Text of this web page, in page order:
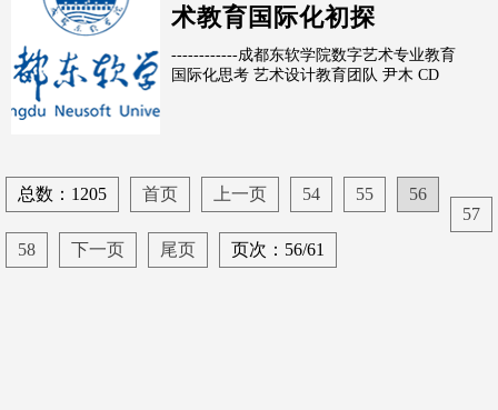
术教育国际化初探
------------成都东软学院数字艺术专业教育
国际化思考 艺术设计教育团队 尹木 CD
总数：1205 首页 上一页 54 55
56
57
58
下一页 尾页 页次：56/61